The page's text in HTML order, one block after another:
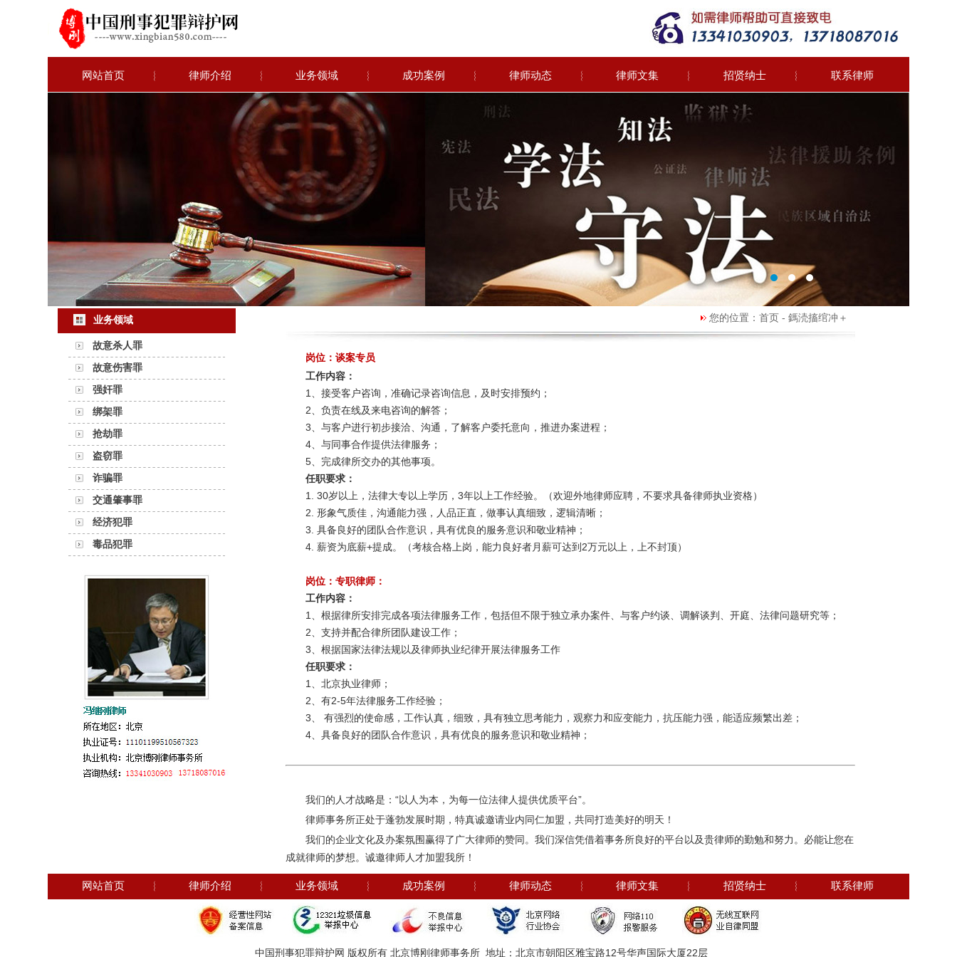
网站首页 ︴ 律师介绍 ︴ 业务领域 ︴ 成功案例 ︴ 律师动态 ︴ 律师文集 ︴ 招贤纳士 ︴ 联系律师
业务领域
故意杀人罪
故意伤害罪
强奸罪
绑架罪
抢劫罪
盗窃罪
诈骗罪
交通肇事罪
经济犯罪
毒品犯罪
您的位置：首页 - 鎷涜搐绾冲＋
岗位：谈案专员
工作内容：
1 、接受客户咨询，准确记录咨询信息，及时安排预约；
2、负责在线及来电咨询的解答；
3、与客户进行初步接洽、沟通，了解客户委托意向，推进办案进程；
4、与同事合作提供法律服务；
5、完成律所交办的其他事项。
任职要求：
1. 30岁以上，法律大专以上学历， 3年以上工作经验。（欢迎外地律师应聘，不要求具备律师执业资格）
2. 形象气质佳，沟通能力强，人品正直，做事认真细致，逻辑清晰；
3. 具备良好的团队合作意识，具有优良的服务意识和敬业精神；
4. 薪资为底薪+提成。（考核合格上岗，能力良好者月薪可达到 2万元以上，上不封顶）
岗位：专职律师：
工作内容：
1 、根据律所安排完成各项法律服务工作，包括但不限于独立承办案件、与客户约谈、调解谈判、开庭、法律问题研究等；
2、支持并配合律所团队建设工作；
3、根据国家法律法规以及律师执业纪律开展法律服务工作
任职要求：
1 、北京执业律师；
2、有2-5年法律服务工作经验；
3、 有强烈的使命感，工作认真，细致，具有独立思考能力，观察力和应变能力，抗压能力强，能适应频繁出差；
4、具备良好的团队合作意识，具有优良的服务意识和敬业精神；
我们的人才战略是：“以人为本，为每一位法律人提供优质平台”。
律师事务所正处于蓬勃发展时期，特真诚邀请业内同仁加盟，共同打造美好的明天！
我们的企业文化及办案氛围赢得了广大律师的赞同。我们深信凭借着事务所良好的平台以及贵律师的勤勉和努力。必能让您在
成就律师的梦想。诚邀律师人才加盟我所！
网站首页 ︴ 律师介绍 ︴ 业务领域 ︴ 成功案例 ︴ 律师动态 ︴ 律师文集 ︴ 招贤纳士 ︴ 联系律师
中国刑事犯罪辩护网 版权所有 北京博刚律师事务所 地址：北京市朝阳区雅宝路12号华声国际大厦22层